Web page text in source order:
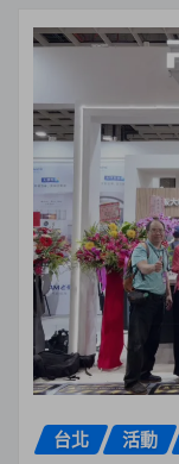
台北 活動